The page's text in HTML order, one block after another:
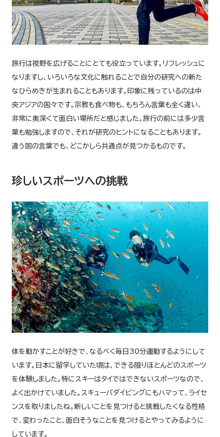
旅行は視野を広げることにとても役立っています。リフレッシュに
なりますし、いろいろな文化に触れることで自分の研究への新た
なひらめきが生まれることもあります。印象に残っているのは中
央アジアの国々です。宗教も食べ物も、もちろん言葉も全く違い、
非常に奥深くて面白い場所だと感じました。旅行の前には多少言
葉も勉強しますので、それが研究のヒントになることもあります。
違う国の言葉でも、どこかしら共通点が見つかるものです。
珍しいスポーツへの挑戦
体を動かすことが好きで、なるべく毎日30分運動するようにして
います。日本に留学していた頃は、できる限りほとんどのスポーツ
を体験しました。特にスキーはタイではできないスポーツなので、
よく出かけていました。スキューバダイビングにもハマって、ライセ
ンスを取りましたね。新しいことを見つけると挑戦したくなる性格
で、変わったこと、面白そうなことを見つけるとやってみるように
しています。